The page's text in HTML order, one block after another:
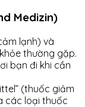
Medizin)
lạnh) và
thường gặp.
bạn đi khi cần
(thuốc giảm
các loại thuốc